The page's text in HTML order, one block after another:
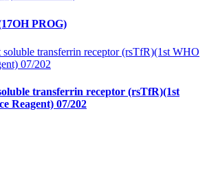
PROG)
transferrin receptor (rsTfR)(1st
Reagent) 07/202